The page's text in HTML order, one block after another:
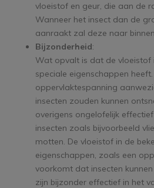
vloeistof en geur, die aan de
Wanneer het insect dan de
aanraakt zal deze naar
Bijzonderheid:
Wat opvalt is dat de vloeistof
speciale eigenschappen
oppervlaktespanning
insecten zouden kunnen
overigens ongelofelijk
insecten zoals bijvoorbeeld
motten. De vloeistof in de
eigenschappen, zoals een
voorkomt dat insecten
zijn bijzonder effectief in het